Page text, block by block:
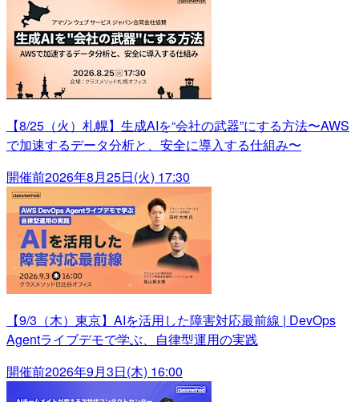
【8/25（火）札幌】生成AIを“会社の武器”にする方法〜AWS
で加速するデータ分析と、安全に導入する仕組み〜
開催前2026年8月25日(火) 17:30
【9/3（木）東京】AIを活用した障害対応最前線 | DevOps
Agentライブデモで学ぶ、自律型運用の実践
開催前2026年9月3日(木) 16:00